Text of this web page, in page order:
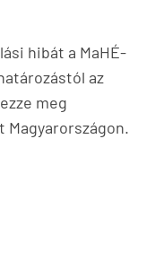
hibát a MaHÉ-
az
meg